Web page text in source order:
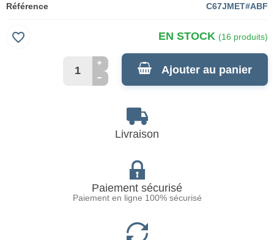
Référence C67JMET#ABF
EN STOCK (16 produits)
Ajouter au panier
favorite_border
Livraison
Paiement sécurisé
Paiement en ligne 100% sécurisé